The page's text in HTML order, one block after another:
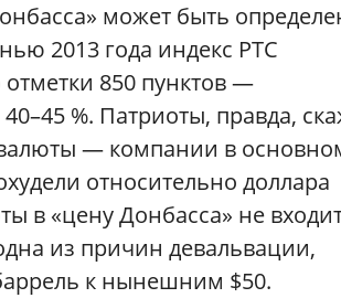
может быть
2013 года индекс РТС
850 пунктов —
%. Патриоты, правда,
— компании в
относительно доллара
в «цену Донбасса» не
из причин девальвации,
к нынешним $50.